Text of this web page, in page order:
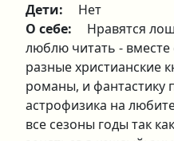
Дети:
Нет
О себе:
Нравятся
люблю читать -
разные христианские
романы, и фантастику
астрофизика на
все сезоны годы так